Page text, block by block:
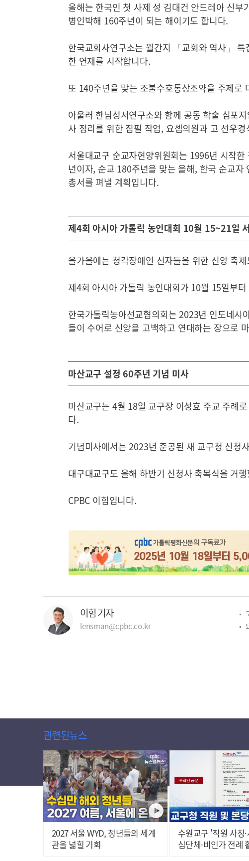
올해는 한국인 첫 사제 성 김대건 안드레아 신
병인박해 160주년이 되는 해이기도 합니다.
한국교회사연구소는 월간지 「교회와 역사」
한 연재를 시작합니다.
또 140주년을 맞는 조불수호통상조약을 주제로
아울러 한님성서연구소와 함께 공동 학술 심포
사 정리를 위한 집필 작업, 요셉의원과 고 선우
서울대교구 순교자현양위원회는 1996년 시작
년이자, 순교 180주년을 맞는 올해, 한국 순교
총서를 펴낼 계획입니다.
제4회 아시아 가톨릭 농인대회 10월 15~21일
올가을에는 청각장애인 신자들을 위한 신앙 축
제4회 아시아 가톨릭 농인대회가 10월 15일부
한국가톨릭농아선교협의회는 2023년 인도네시
들이 수어로 신앙을 고백하고 연대하는 장으로
마산교구 설정 60주년 기념 미사
마산교구는 4월 18일 교구장 이성효 주교 주례
다.
기념미사에서는 2023년 준공된 새 교구청 신청
대구대교구도 올해 하반기 신청사 축복식을 거
CPBC 이힘입니다.
이힘 기자
lensman@cpbc.co.kr
관련된뉴스
2027 서울 WYD, 청년들의 세계
관을 넓힐 기회
수원교구 '직원 사칭·사이비 신
심단체·비인가 전례